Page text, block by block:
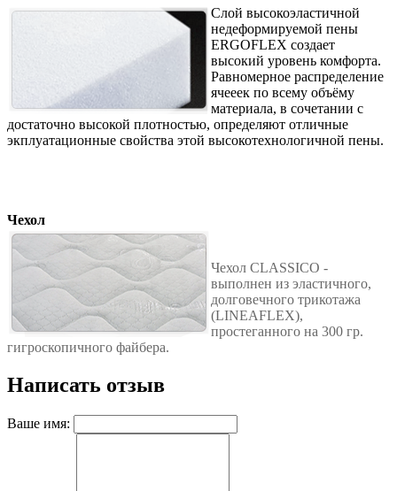
Cлой высокоэластичной
недеформируемой пены
ERGOFLEX создает
высокий уровень комфорта.
Равномерное распределение
ячееек по всему объёму
материала, в сочетании с
достаточно высокой плотностью, определяют отличные
экплуатационные свойства этой высокотехнологичной пены.
Чехол
Чехол СLASSICO -
выполнен из эластичного,
долговечного трикотажа
(LINEAFLEX),
простеганного на 300 гр.
гигроскопичного файбера.
Написать отзыв
Ваше имя: